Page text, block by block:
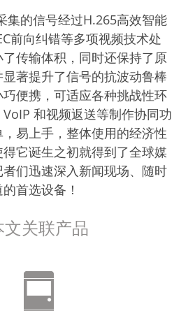
集的信号经过H.265高效智能
前向纠错等多项视频技术处
传输体积，同时还保持了原
著提升了信号的抗波动鲁棒
便携，可适应各种挑战性环
和视频返送等制作协同功
易上手，整体使用的经济性
它诞生之初就得到了全球媒
们迅速深入新闻现场、随时
首选设备！
文关联产品